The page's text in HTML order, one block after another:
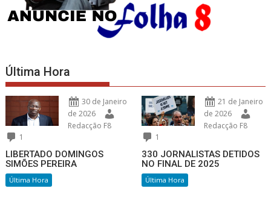
Última Hora
30 de Janeiro
de 2026
Redacção F8
1
LIBERTADO DOMINGOS
SIMÕES PEREIRA
Última Hora
21 de Janeiro
de 2026
Redacção F8
1
330 JORNALISTAS DETIDOS
NO FINAL DE 2025
Última Hora